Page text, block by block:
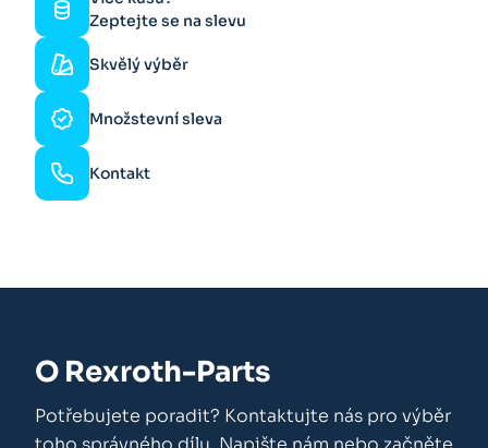
Zeptejte se na slevu
Skvělý výběr
Množstevní sleva
Kontakt
O Rexroth-Parts
Potřebujete poradit? Kontaktujte nás pro výběr